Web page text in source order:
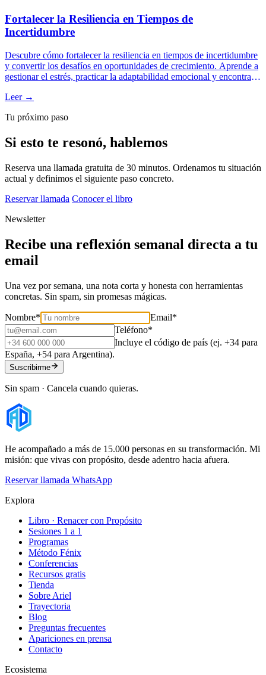
Fortalecer la Resiliencia en Tiempos de
Incertidumbre
Descubre cómo fortalecer la resiliencia en tiempos de incertidumbre
y convertir los desafíos en oportunidades de crecimiento. Aprende a
gestionar el estrés, practicar la adaptabilidad emocional y encontrar
habilidad que puedes desarrollar con intención y guía.
Leer →
Tu próximo paso
Si esto te resonó, hablemos
Reserva una llamada gratuita de 30 minutos. Ordenamos tu situación
actual y definimos el siguiente paso concreto.
Reservar llamada Conocer el libro
Newsletter
Recibe una reflexión semanal directa a tu
email
Una vez por semana, una nota corta y honesta con herramientas
concretas. Sin spam, sin promesas mágicas.
Nombre* Email*
Teléfono*
Incluye el código de país (ej. +34 para
España, +54 para Argentina).
Suscribirme
Sin spam · Cancela cuando quieras.
He acompañado a más de 15.000 personas en su transformación. Mi
misión: que vivas con propósito, desde adentro hacia afuera.
Reservar llamada WhatsApp
Explora
Libro · Renacer con Propósito
Sesiones 1 a 1
Programas
Método Fénix
Conferencias
Recursos gratis
Tienda
Sobre Ariel
Trayectoria
Blog
Preguntas frecuentes
Apariciones en prensa
Contacto
Ecosistema